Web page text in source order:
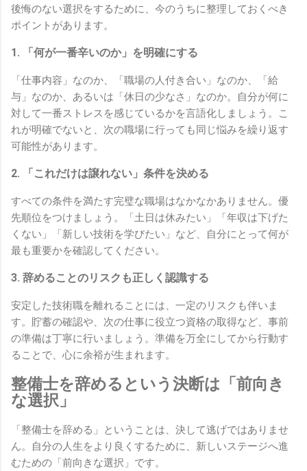
後悔のない選択をするために、今のうちに整理しておくべき
ポイントがあります。
1. 「何が一番辛いのか」を明確にする
「仕事内容」なのか、「職場の人付き合い」なのか、「給
与」なのか、あるいは「休日の少なさ」なのか。自分が何に
対して一番ストレスを感じているかを言語化しましょう。こ
れが明確でないと、次の職場に行っても同じ悩みを繰り返す
可能性があります。
2. 「これだけは譲れない」条件を決める
すべての条件を満たす完璧な職場はなかなかありません。優
先順位をつけましょう。「土日は休みたい」「年収は下げた
くない」「新しい技術を学びたい」など、自分にとって何が
最も重要かを確認してください。
3. 辞めることのリスクも正しく認識する
安定した技術職を離れることには、一定のリスクも伴いま
す。貯蓄の確認や、次の仕事に役立つ資格の取得など、事前
の準備は丁寧に行いましょう。準備を万全にしてから行動す
ることで、心に余裕が生まれます。
整備士を辞めるという決断は「前向き
な選択」
「整備士を辞める」ということは、決して逃げではありませ
ん。自分の人生をより良くするために、新しいステージへ進
むための「前向きな選択」です。